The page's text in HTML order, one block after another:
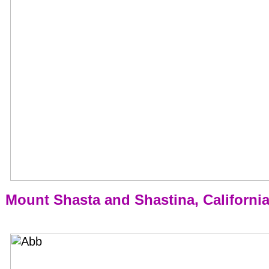
Mount Shasta and Shastina, California